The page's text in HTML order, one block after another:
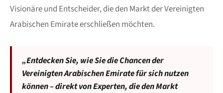
Visionäre und Entscheider, die den Markt der Vereinigten
Arabischen Emirate erschließen möchten.
„Entdecken Sie, wie Sie die Chancen der
Vereinigten Arabischen Emirate für sich nutzen
können – direkt von Experten, die den Markt